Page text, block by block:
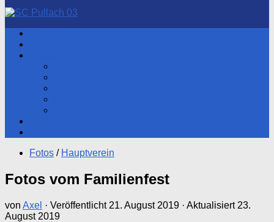
Fotos / Hauptverein
Fotos vom Familienfest
von Axel · Veröffentlicht 21. August 2019 · Aktualisiert 23.
August 2019